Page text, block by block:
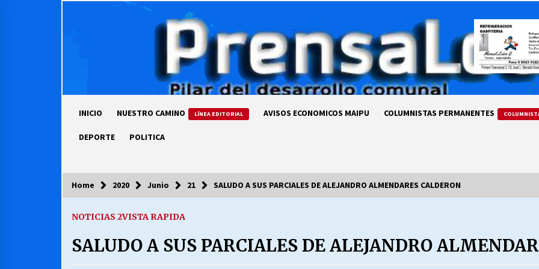
INICIO NUESTRO CAMINO LÍNEA EDITORIAL AVISOS ECONOMICOS MAIPU COLUMNISTAS PERMANENTES
DEPORTE POLITICA
COLUMNISTA
luz… ¿Y cuándo van a bajar?
03/08/2026
69 AÑOS DE HISTORIA
28/07/2026
Home 2020 Junio 21 SALUDO A SUS PARCIALES DE ALEJANDRO ALMENDARES CALDERON
NOTICIAS 2VISTA RAPIDA
SALUDO A SUS PARCIALES DE ALEJANDRO